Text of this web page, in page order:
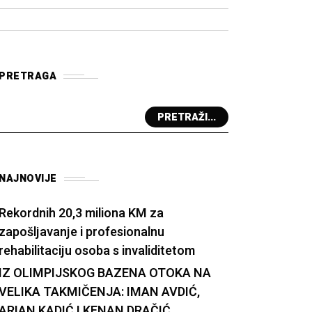
PRETRAGA
PRETRAŽI...
NAJNOVIJE
Rekordnih 20,3 miliona KM za
zapošljavanje i profesionalnu
rehabilitaciju osoba s invaliditetom
IZ OLIMPIJSKOG BAZENA OTOKA NA
TAKMIČENJA: IMAN AVDIĆ,